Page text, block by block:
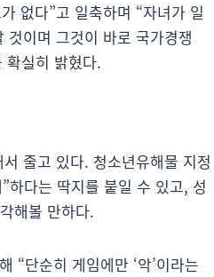
없다”고 일축하며 “자녀가 일
이며 그것이 바로 국가경쟁
확실히 밝혔다.
줄고 있다. 청소년유해물 지정
하다는 딱지를 붙일 수 있고, 성
해볼 만하다.
“단순히 게임에만 ‘악’이라는